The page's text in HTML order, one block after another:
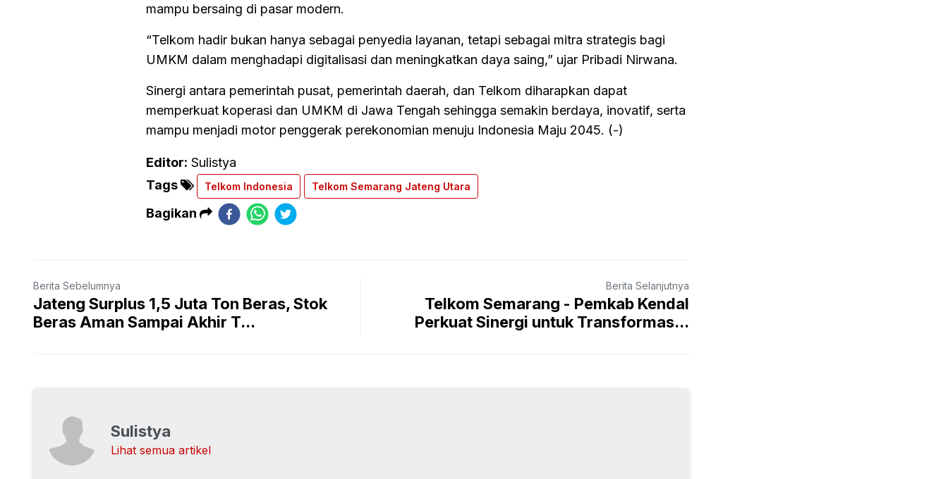
mampu bersaing di pasar modern.
“Telkom hadir bukan hanya sebagai penyedia layanan, tetapi sebagai mitra strategis bagi
UMKM dalam menghadapi digitalisasi dan meningkatkan daya saing,” ujar Pribadi Nirwana.
Sinergi antara pemerintah pusat, pemerintah daerah, dan Telkom diharapkan dapat
memperkuat koperasi dan UMKM di Jawa Tengah sehingga semakin berdaya, inovatif, serta
mampu menjadi motor penggerak perekonomian menuju Indonesia Maju 2045. (-)
Editor: Sulistya
Tags
Telkom Indonesia Telkom Semarang Jateng Utara
Bagikan
Berita Sebelumnya
Jateng Surplus 1,5 Juta Ton Beras, Stok
Beras Aman Sampai Akhir T...
Berita Selanjutnya
Telkom Semarang - Pemkab Kendal
Perkuat Sinergi untuk Transformas...
Sulistya
Lihat semua artikel